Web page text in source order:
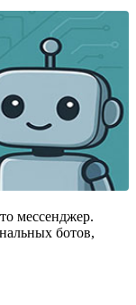
мессенджер.
ботов,